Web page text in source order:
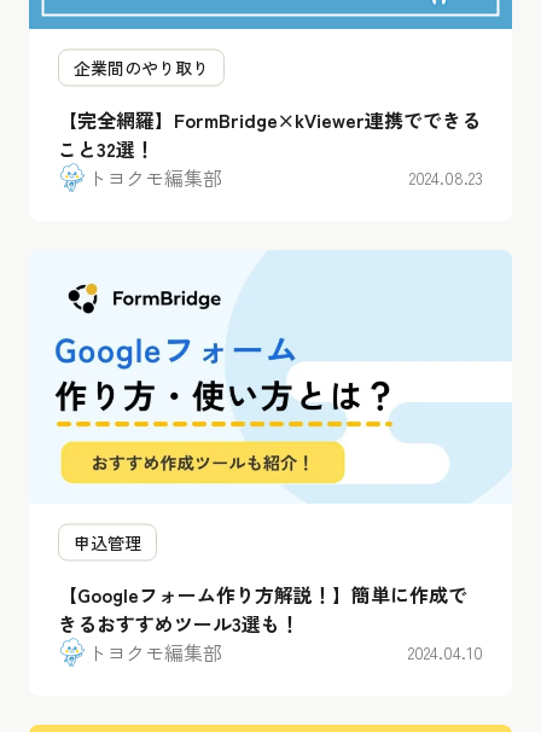
企業間のやり取り
【完全網羅】FormBridge×kViewer連携でできる
こと32選！
トヨクモ編集部
2024.08.23
申込管理
【Googleフォーム作り方解説！】簡単に作成で
きるおすすめツール3選も！
トヨクモ編集部
2024.04.10